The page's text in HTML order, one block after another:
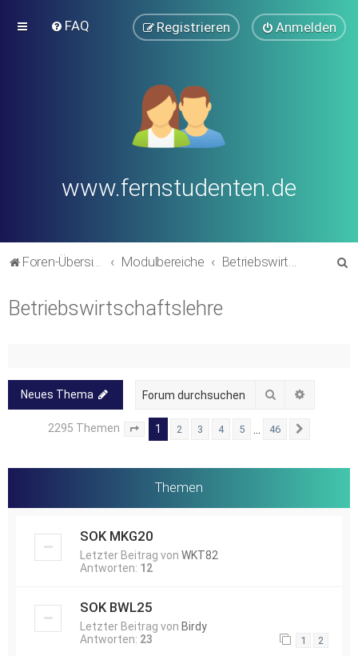
FAQ Anmelden
Registrieren
www.fernstudenten.de
Foren-Übersicht Modulbereiche Betriebswirtschaftslehre
Betriebswirtschaftslehre
Neues Thema Suche
2295 Themen Seite von 46
1 2 3 4 5 46
Themen
SOK MKG20
Letzter Beitrag von WKT82
Antworten: 12
SOK BWL25
Letzter Beitrag von Birdy
Antworten: 23 1 2